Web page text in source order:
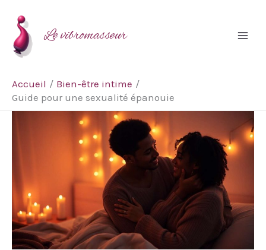
contenu
Le vibromasseur
Accueil
Bien-être intime
Guide pour une sexualité épanouie